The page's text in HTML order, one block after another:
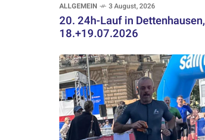
ALLGEMEIN 3 August, 2026
20. 24h-Lauf in Dettenhausen,
18.+19.07.2026